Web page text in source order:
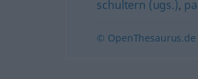
schultern (ugs.),
© OpenThesaurus.de